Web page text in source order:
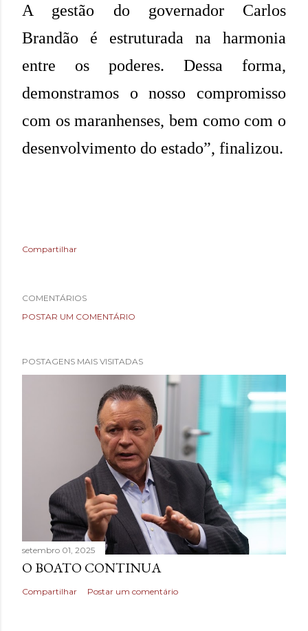
A gestão do governador Carlos
Brandão é estruturada na harmonia
entre os poderes. Dessa forma,
demonstramos o nosso compromisso
com os maranhenses, bem como com o
desenvolvimento do estado”, finalizou.
Compartilhar
COMENTÁRIOS
POSTAR UM COMENTÁRIO
POSTAGENS MAIS VISITADAS
setembro 01, 2025
O BOATO CONTINUA
Compartilhar Postar um comentário